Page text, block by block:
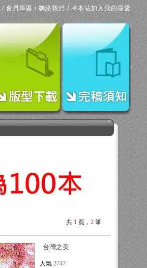
/ 會員專區 / 聯絡我們 / 將本站加入我的最愛
共 1頁， 2 筆
台灣之美
人氣 2747